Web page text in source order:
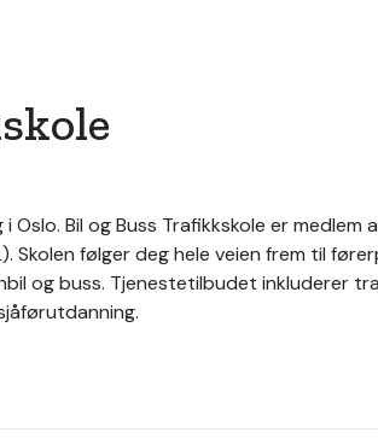
Bil og Buss Trafikkskole er medlem
følger deg hele veien frem til
og buss. Tjenestetilbudet inkluderer